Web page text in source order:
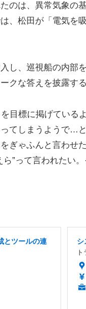
のは、異常気象の
、松田が「電気
し、巡視船の内部
クな答えを披露する
目標に掲げている
てしまうようで…
ぎゃふんと言わせ
ら”って言われたい
とツールの連
シ